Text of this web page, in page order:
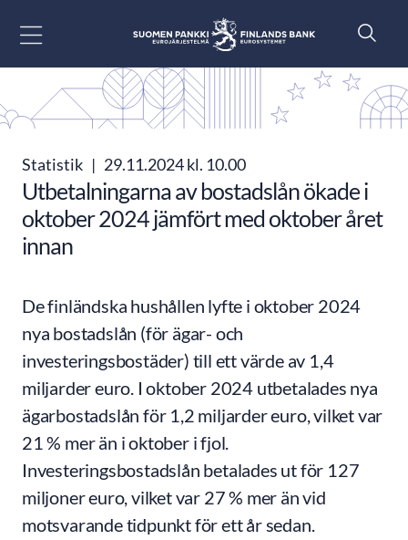
Statistik | 29.11.2024 kl. 10.00
Utbetalningarna av bostadslån ökade i
oktober 2024 jämfört med oktober året
innan
De finländska hushållen lyfte i oktober 2024
nya bostadslån (för ägar- och
investeringsbostäder) till ett värde av 1,4
miljarder euro. I oktober 2024 utbetalades nya
ägarbostadslån för 1,2 miljarder euro, vilket var
21 % mer än i oktober i fjol.
Investeringsbostadslån betalades ut för 127
miljoner euro, vilket var 27 % mer än vid
motsvarande tidpunkt för ett år sedan.